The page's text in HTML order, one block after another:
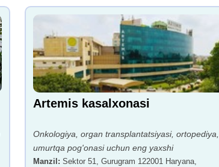
Artemis kasalxonasi
Onkologiya, organ transplantatsiyasi, ortopediya,
umurtqa pog'onasi uchun eng yaxshi
Manzil : Sektor 51, Gurugram 122001 Haryana,